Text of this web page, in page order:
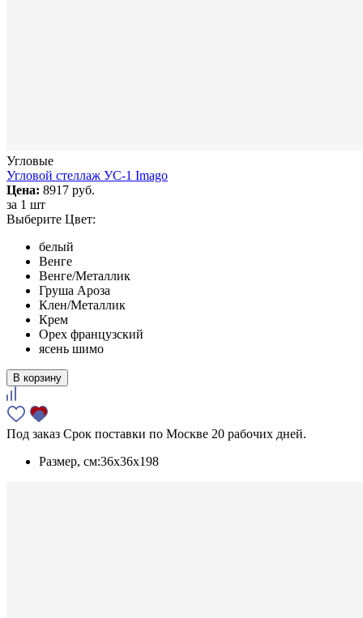
Угловые
Угловой стеллаж УС-1 Imago
Цена: 8917 руб.
за 1 шт
Выберите Цвет:
белый
Венге
Венге/Металлик
Груша Ароза
Клен/Металлик
Крем
Орех французский
ясень шимо
В корзину
Под заказ Срок поставки по Москве 20 рабочих дней.
Размер, см:36x36x198